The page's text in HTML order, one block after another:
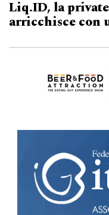
Liq.ID, la
arricchisce con